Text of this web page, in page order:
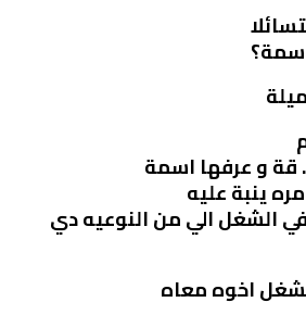
و عرفها اسمة
ينبة عليه
الشغل الي من النوعيه دي
اخوه معاه